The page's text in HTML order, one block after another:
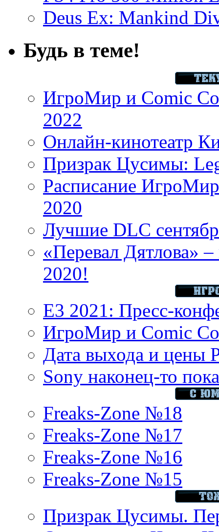
Deus Ex: Mankind
Будь в теме!
ИгроМир и Comic
2022
Онлайн-кинотеатр
Призрак Цусимы:
Расписание
2020
Лучшие DLC
«Перевал Дятлова»
2020!
E3 2021: Пресс-
ИгроМир и Comic
Дата выхода и цены
Sony наконец-то
Freaks-Zone №18
Freaks-Zone №17
Freaks-Zone №16
Freaks-Zone №15
Призрак Цусимы.